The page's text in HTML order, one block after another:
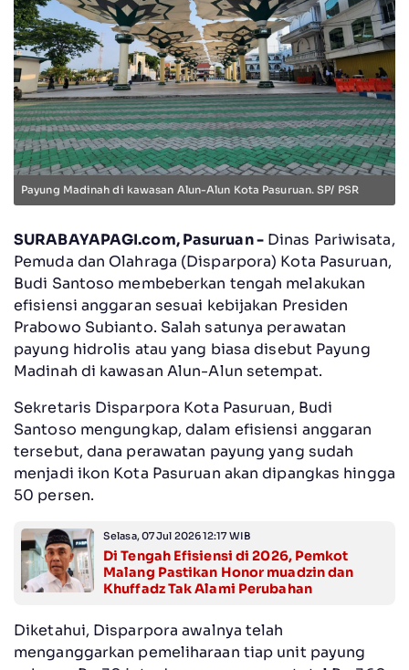
Payung Madinah di kawasan Alun-Alun Kota Pasuruan. SP/ PSR
SURABAYAPAGI.com, Pasuruan -Dinas Pariwisata,
Pemuda dan Olahraga (Disparpora) Kota Pasuruan,
Budi Santoso membeberkan tengah melakukan
efisiensi anggaran sesuai kebijakan Presiden
Prabowo Subianto. Salah satunya perawatan
payung hidrolis atau yang biasa disebut Payung
Madinah di kawasan Alun-Alun setempat.
Sekretaris Disparpora Kota Pasuruan, Budi
Santoso mengungkap, dalam efisiensi anggaran
tersebut, dana perawatan payung yang sudah
menjadi ikon Kota Pasuruan akan dipangkas hingga
50 persen.
Selasa, 07 Jul 2026 12:17 WIB
Di Tengah Efisiensi di 2026, Pemkot
Malang Pastikan Honor muadzin dan
Khuffadz Tak Alami Perubahan
Diketahui, Disparpora awalnya telah
menganggarkan pemeliharaan tiap unit payung